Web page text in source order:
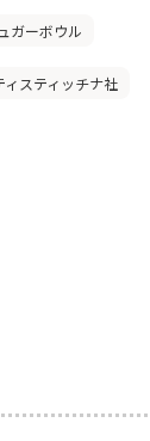
ガーボウル
ィスティッチナ社